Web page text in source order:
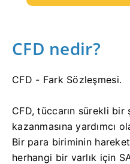
CFD nedir?
CFD - Fark Sözleşmesi.
CFD, tüccarın sürekli bir
kazanmasına yardımcı
Bir para biriminin
herhangi bir varlık için